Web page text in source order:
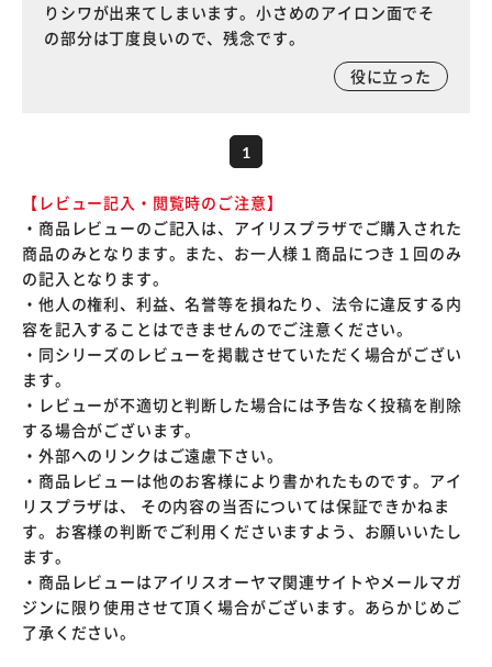
りシワが出来てしまいます。小さめのアイロン面でそ
の部分は丁度良いので、残念です。
役に立った
1
【レビュー記入・閲覧時のご注意】
・商品レビューのご記入は、アイリスプラザでご購入された
商品のみとなります。また、お一人様１商品につき１回のみ
の記入となります。
・他人の権利、利益、名誉等を損ねたり、法令に違反する内
容を記入することはできませんのでご注意ください。
・同シリーズのレビューを掲載させていただく場合がござい
ます。
・レビューが不適切と判断した場合には予告なく投稿を削除
する場合がございます。
・外部へのリンクはご遠慮下さい。
・商品レビューは他のお客様により書かれたものです。アイ
リスプラザは、 その内容の当否については保証できかねま
す。お客様の判断でご利用くださいますよう、お願いいたし
ます。
・商品レビューはアイリスオーヤマ関連サイトやメールマガ
ジンに限り使用させて頂く場合がございます。あらかじめご
了承ください。